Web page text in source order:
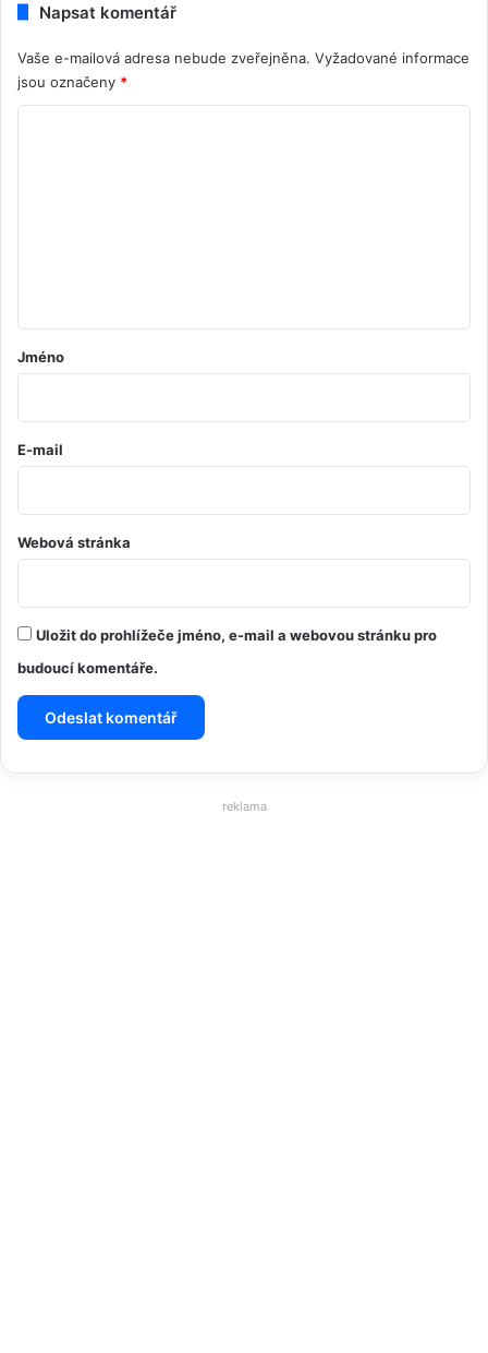
Napsat komentář
Vaše e-mailová adresa nebude zveřejněna. Vyžadované informace
jsou označeny *
ř
Jméno
E-mail
Webová stránka
Uložit do prohlížeče jméno, e-mail a webovou stránku pro
budoucí komentáře.
reklama